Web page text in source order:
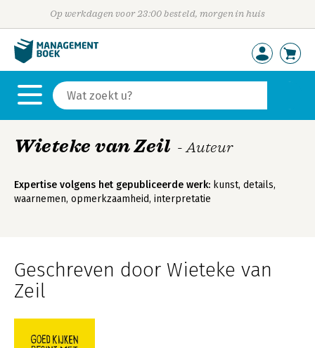
Op werkdagen voor 23:00 besteld, morgen in huis
Wieteke van Zeil - Auteur
Expertise volgens het gepubliceerde werk: kunst, details,
waarnemen, opmerkzaamheid, interpretatie
Geschreven door Wieteke van
Zeil